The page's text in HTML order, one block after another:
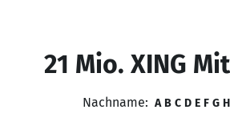
21 Mio. XING
Nachname: A B C D E F G H